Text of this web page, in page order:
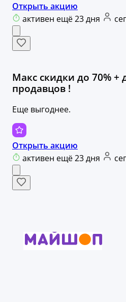
Открыть акцию
активен ещё 23 дня
Макс скидки до 70% +
продавцов !
Еще выгоднее.
Открыть акцию
активен ещё 23 дня